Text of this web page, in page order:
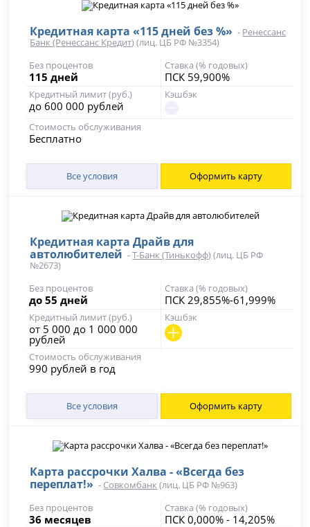
Кредитная карта «115 дней без %» - Ренессанс
Банк (Ренессанс Кредит)(лиц. ЦБ РФ №3354)
Без процентов
115 дней
Ставка (% годовых)
ПСК 59,900%
Кредитный лимит (руб.)
до 600 000 рублей
Кэшбэк
Стоимость обслуживания
Бесплатно
Все условия Оформить карту
Кредитная карта Драйв для
автолюбителей -Т-Банк (Тинькофф)(лиц. ЦБ РФ
№2673)
Без процентов
до 55 дней
Ставка (% годовых)
ПСК 29,855%-61,999%
Кредитный лимит (руб.)
от 5 000 до 1 000 000
рублей
Кэшбэк
Стоимость обслуживания
990 рублей в год
Все условия Оформить карту
Карта рассрочки Халва - «Всегда без
переплат!» - Совкомбанк (лиц. ЦБ РФ №963)
Без процентов
36 месяцев
Ставка (% годовых)
ПСК 0,000% - 14,205%